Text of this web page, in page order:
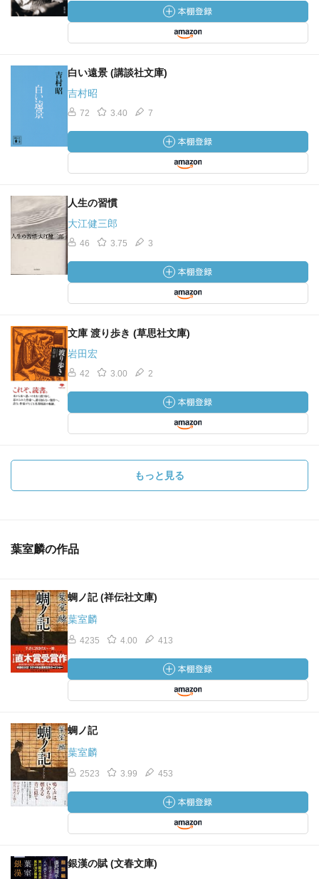
白い遠景 (講談社文庫)
吉村昭
72 3.40 7
人生の習慣
大江健三郎
46 3.75 3
文庫 渡り歩き (草思社文庫)
岩田宏
42 3.00 2
もっと見る
葉室麟の作品
蜩ノ記 (祥伝社文庫)
葉室麟
4235 4.00 413
蜩ノ記
葉室麟
2523 3.99 453
銀漢の賦 (文春文庫)